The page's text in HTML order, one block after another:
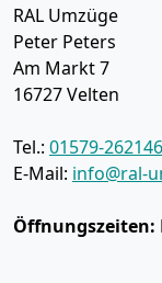
RAL Umzüge
Peter Peters
Am Markt 7
16727Velten
Tel.: 01579-
E-Mail: info@ral-
Öffnungszeiten: